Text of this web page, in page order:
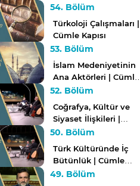
Kapısı
54. Bölüm
Türkoloji Çalışmaları |
Cümle Kapısı
53. Bölüm
İslam Medeniyetinin
Ana Aktörleri | Cümle
Kapısı
52. Bölüm
Coğrafya, Kültür ve
Siyaset İlişkileri |
Cümle Kapısı
50. Bölüm
Türk Kültüründe İç
Bütünlük | Cümle
Kapısı
49. Bölüm